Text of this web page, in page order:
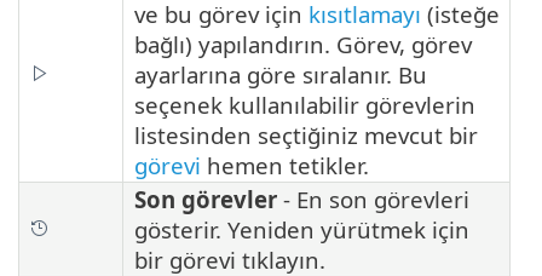
ve bu görev için kısıtlamayı (isteğe
bağlı) yapılandırın. Görev, görev
ayarlarına göre sıralanır. Bu
seçenek kullanılabilir görevlerin
listesinden seçtiğiniz mevcut bir
görevi hemen tetikler.
Son görevler - En son görevleri
gösterir. Yeniden yürütmek için
bir görevi tıklayın.